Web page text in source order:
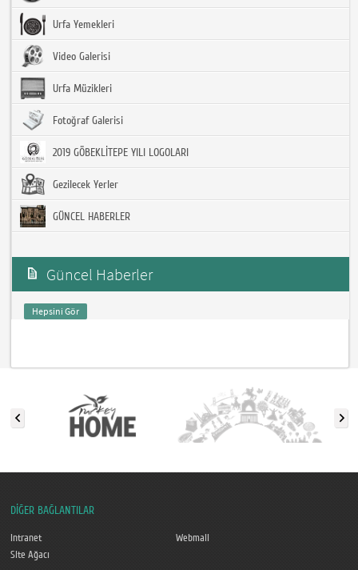
Urfa Yemekleri
Video Galerisi
Urfa Müzikleri
Fotoğraf Galerisi
2019 GÖBEKLİTEPE YILI LOGOLARI
Gezilecek Yerler
GÜNCEL HABERLER
Güncel Haberler
Hepsini Gör
DİĞER BAĞLANTILAR
Intranet
Webmail
Site Ağacı